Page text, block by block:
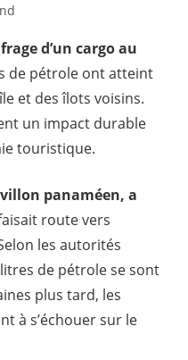
d’un cargo au
de pétrole ont atteint
et des îlots voisins.
un impact durable
touristique.
panaméen, a
route vers
les autorités
de pétrole se sont
plus tard, les
à s’échouer sur le